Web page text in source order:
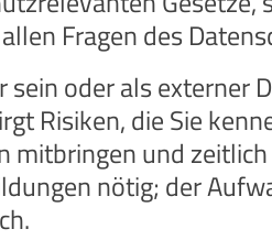
Fragen des
oder als
Risiken, die Sie
mitbringen und
nötig; der